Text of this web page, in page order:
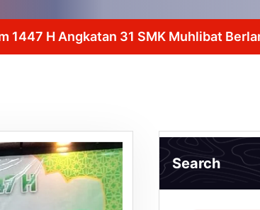
1447 H Angkatan 31 SMK Muhlibat
Search